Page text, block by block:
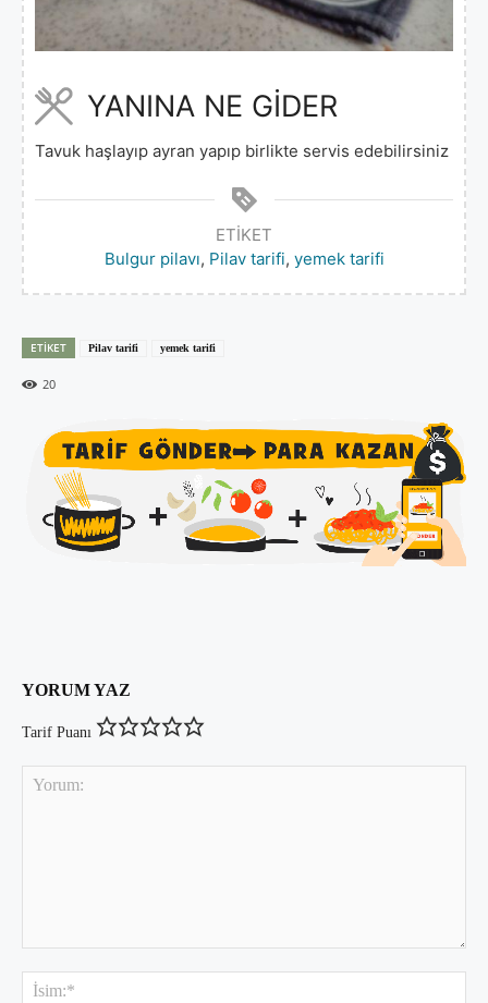
YANINA NE GİDER
Tavuk haşlayıp ayran yapıp birlikte servis edebilirsiniz
ETIKET
Bulgur pilavı, Pilav tarifi, yemek tarifi
ETIKET Pilav tarifi yemek tarifi
20
YORUM YAZ
Tarif Puanı